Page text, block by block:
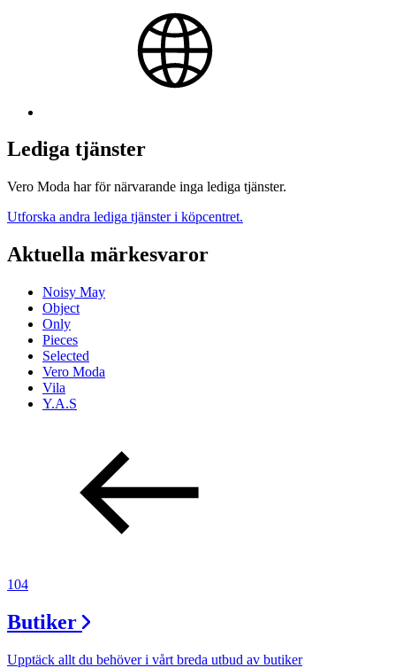
Lediga tjänster
Vero Moda har för närvarande inga lediga tjänster.
Utforska andra lediga tjänster i köpcentret.
Aktuella märkesvaror
Noisy May
Object
Only
Pieces
Selected
Vero Moda
Vila
Y.A.S
104
Butiker
Upptäck allt du behöver i vårt breda utbud av butiker